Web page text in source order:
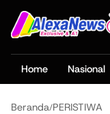
Home Nasional
Beranda/PERISTIWA